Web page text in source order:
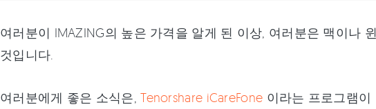
여러분이 IMAZING의 높은 가격을 알게 된 이상, 여러분은 맥이나
것입니다.
여러분에게 좋은 소식은,Tenorshare iCareFone 이라는 프로그램